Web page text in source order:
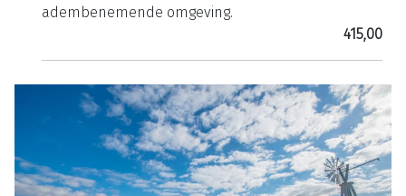
adembenemende omgeving.
415,00